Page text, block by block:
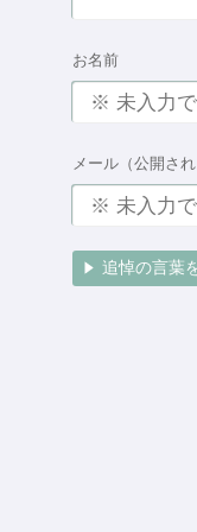
お名前
メール（公開さ